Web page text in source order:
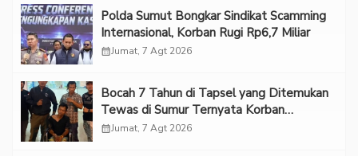
Polda Sumut Bongkar Sindikat Scamming
Internasional, Korban Rugi Rp6,7 Miliar
calendar_monthJumat, 7 Agt 2026
Bocah 7 Tahun di Tapsel yang Ditemukan
Tewas di Sumur Ternyata Korban
Kekerasan Seksual
calendar_monthJumat, 7 Agt 2026